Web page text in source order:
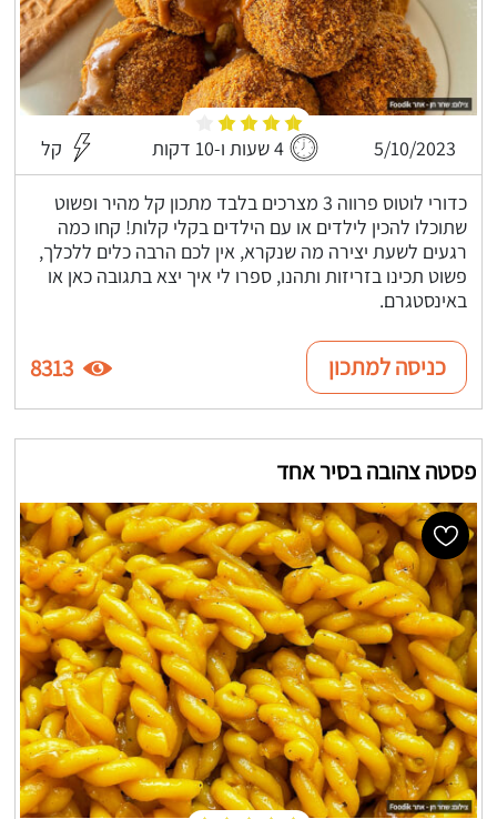
5/10/2023 4 שעות ו-10 דקות קל
כדורי לוטוס פרווה 3 מצרכים בלבד מתכון קל מהיר ופשוט
שתוכלו להכין לילדים או עם הילדים בקלי קלות! קחו כמה
רגעים לשעת יצירה מה שנקרא, אין לכם הרבה כלים ללכלך,
פשוט תכינו בזריזות ותהנו, ספרו לי איך יצא בתגובה כאן או
באינסטגרם.
כניסה למתכון 8313
פסטה צהובה בסיר אחד